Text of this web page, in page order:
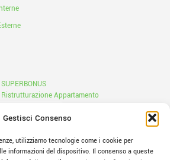
Gestisci Consenso
utilizziamo tecnologie come i cookie per
informazioni del dispositivo. Il consenso a queste
Appartamento
Sopralluogo